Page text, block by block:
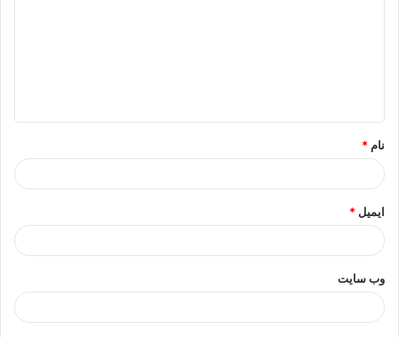
*
نام *
ایمیل *
وب‌ سایت